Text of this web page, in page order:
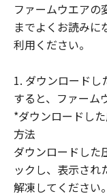
載された
ンソース
れ適用さ
制限
(1) 「本
き、お客
製、ま
売、頒
ことはで
(2) お客
ファームウエアの
までよくお読みに
利用ください。
1. ダウンロード
すると、ファーム
*ダウンロードし
方法
ダウンロードした
ックし、表示され
解凍してください。